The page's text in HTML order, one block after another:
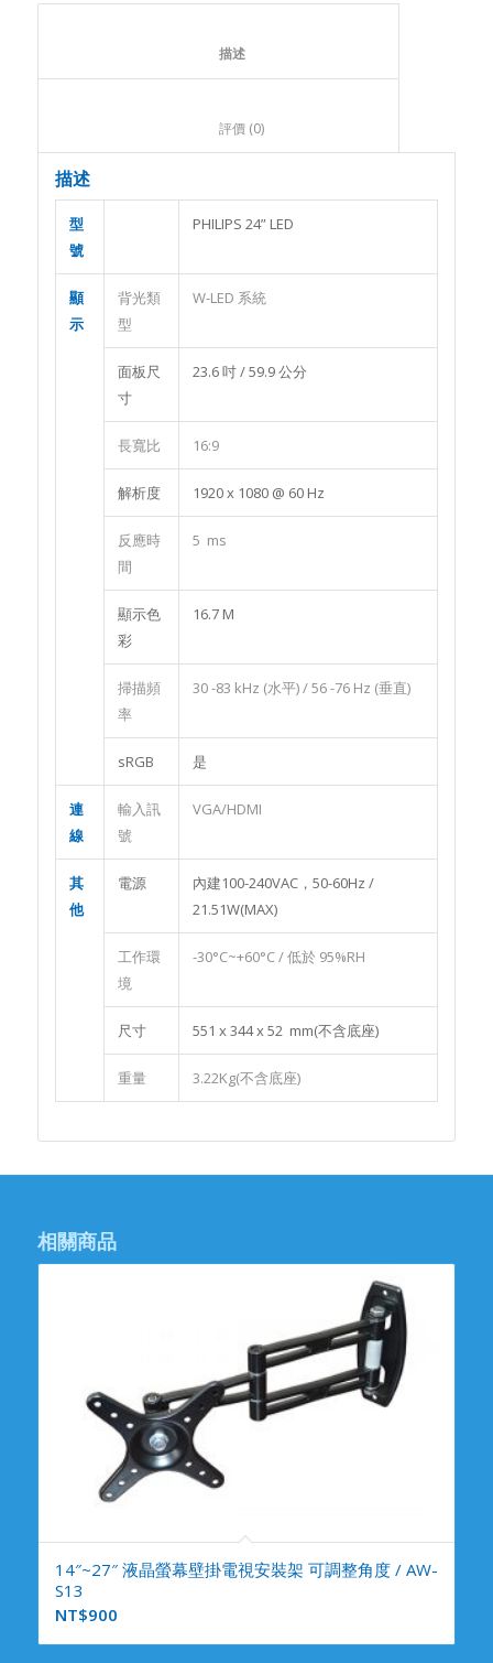
						描述
						評價 (0)
描述
型
號
PHILIPS 24” LED
顯
示
背光類
型
W-LED 系統
面板尺
寸
23.6 吋 / 59.9 公分
長寬比 16:9
解析度 1920 x 1080 @ 60 Hz
反應時
間
5 ms
顯示色
彩
16.7 M
掃描頻
率
30 -83 kHz (水平) / 56 -76 Hz (垂直)
sRGB 是
連
線
輸入訊
號
VGA/HDMI
其
他
電源
內建100-240VAC，50-60Hz /
21.51W(MAX)
工作環
境
-30°C~+60°C / 低於 95%RH
尺寸 551 x 344 x 52 mm(不含底座)
重量 3.22Kg(不含底座)
相關商品
14″~27″ 液晶螢幕壁掛電視安裝架 可調整角度 / AW-
S13
NT$900